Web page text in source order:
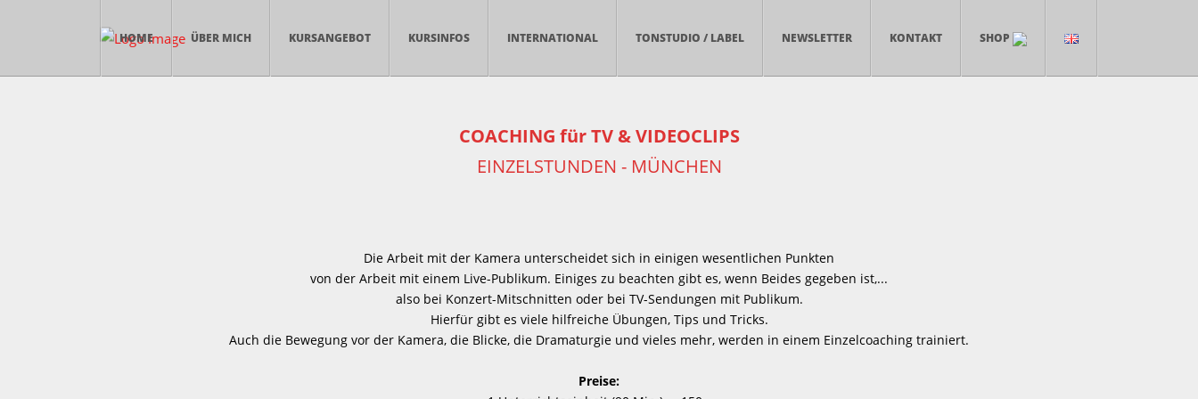
HOME ÜBER MICH KURSANGEBOT KURSINFOS INTERNATIONAL TONSTUDIO / LABEL NEWSLETTER KONTAKT SHOP
COACHING für TV & VIDEOCLIPS
EINZELSTUNDEN - MÜNCHEN
Die Arbeit mit der Kamera unterscheidet sich in einigen wesentlichen Punkten
von der Arbeit mit einem Live-Publikum. Einiges zu beachten gibt es, wenn Beides gegeben ist,...
also bei Konzert-Mitschnitten oder bei TV-Sendungen mit Publikum.
Hierfür gibt es viele hilfreiche Übungen, Tips und Tricks.
Auch die Bewegung vor der Kamera, die Blicke, die Dramaturgie und vieles mehr, werden in einem Einzelcoaching trainiert.
Preise: